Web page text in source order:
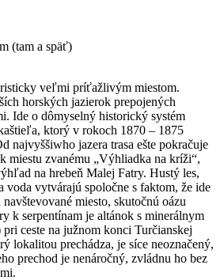
(tam a späť)
veľmi príťažlivým miestom.
horských jazierok prepojených
Ide o dômyselný historický systém
ktorý v rokoch 1870 – 1875
najvyššiwho jazera trasa ešte pokračuje
miestu zvanému „Výhliadka na kríži“,
na hrebeň Malej Fatry. Hustý les,
voda vytvárajú spoločne s faktom, že ide
miesto, skutočnú oázu
k serpentínam je altánok s minerálnym
ceste na južnom konci Turčianskej
lokalitou prechádza, je síce neoznačený,
prechod je nenáročný, zvládnu ho bez